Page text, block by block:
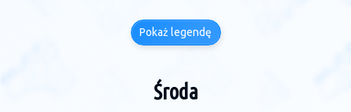
Pokaż legendę
Środa